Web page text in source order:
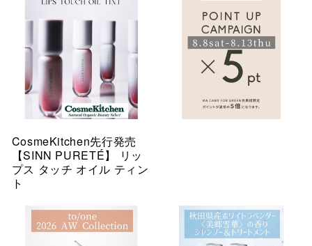
CosmeKitchen先行発売
【SINN PURETÉ】 リッ
プス タッチ オイル ティン
ト